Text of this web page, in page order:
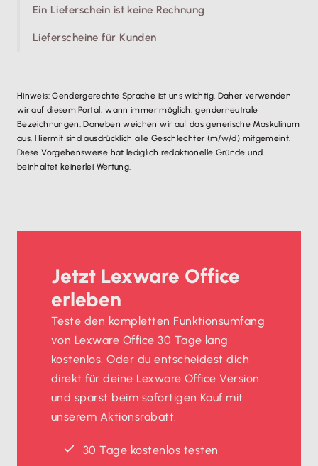
Ein Lieferschein ist keine Rechnung
Lieferscheine für Kunden
Hinweis: Gendergerechte Sprache ist uns wichtig. Daher verwenden
wir auf diesem Portal, wann immer möglich, genderneutrale
Bezeichnungen. Daneben weichen wir auf das generische Maskulinum
aus. Hiermit sind ausdrücklich alle Geschlechter (m/w/d) mitgemeint.
Diese Vorgehensweise hat lediglich redaktionelle Gründe und
beinhaltet keinerlei Wertung.
Jetzt Lexware Office
erleben
Teste den kompletten Funktionsumfang
von Lexware Office 30 Tage lang
kostenlos. Oder du entscheidest dich
direkt für deine Lexware Office Version
und sparst beim sofortigen Kauf mit
unserem Aktionsrabatt.
30 Tage kostenlos testen